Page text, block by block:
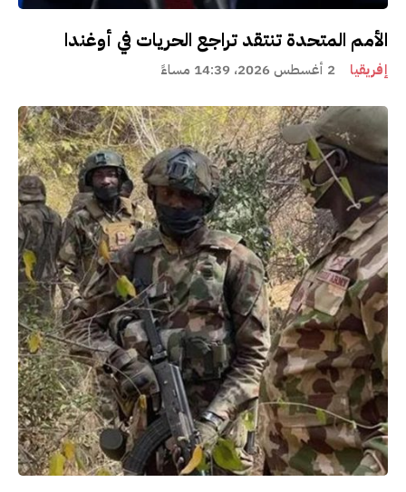
الأمم المتحدة تنتقد تراجع الحريات في أوغندا
إفريقيا 2 أغسطس 2026، 14:39 مساءً